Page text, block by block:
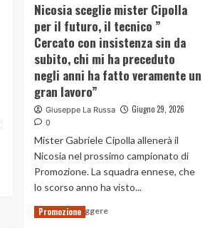
Nicosia sceglie mister Cipolla
per il futuro, il tecnico ”
Cercato con insistenza sin da
subito, chi mi ha preceduto
negli anni ha fatto veramente un
gran lavoro”
Giuseppe La Russa Giugno 29, 2026
0
Mister Gabriele Cipolla allenerà il
Nicosia nel prossimo campionato di
Promozione. La squadra ennese, che
lo scorso anno ha visto...
Continua a leggereRead
Promozione